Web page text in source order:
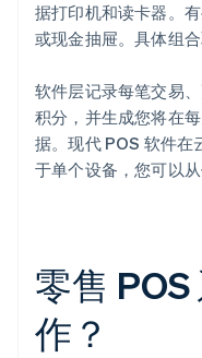
据打印机和读卡器。
或现金抽屉。具体组合
软件层记录每笔交易
积分，并生成您将在
据。现代 POS 软件在
于单个设备，您可以
零售
作？